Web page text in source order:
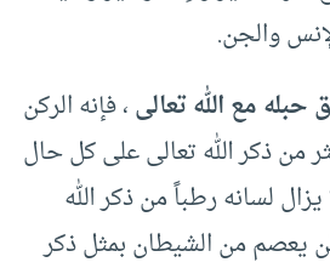
والجن.
مع الله تعالى، فإنه الركن
من ذكر الله تعالى على كل حال
لسانه رطباً من ذكر الله
يعصم من الشيطان بمثل ذكر